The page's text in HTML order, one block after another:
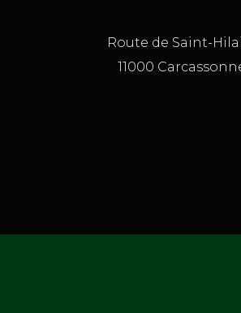
Route de Saint-
11000